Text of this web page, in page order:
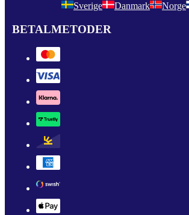
Sverige Danmark Norge
BETALMETODER